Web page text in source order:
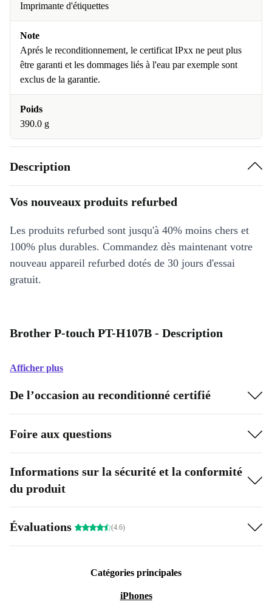
Imprimante d'étiquettes
Note
Aprés le reconditionnement, le certificat IPxx ne peut plus
être garanti et les dommages liés à l'eau par exemple sont
exclus de la garantie.
Poids
390.0 g
Description
Vos nouveaux produits refurbed
Les produits refurbed sont jusqu'à 40% moins chers et
100% plus durables. Commandez dès maintenant votre
nouveau appareil refurbed dotés de 30 jours d'essai
gratuit.
Brother P-touch PT-H107B - Description
Afficher plus
De l’occasion au reconditionné certifié
Foire aux questions
Informations sur la sécurité et la conformité
du produit
Évaluations (4.6)
Catégories principales
iPhones